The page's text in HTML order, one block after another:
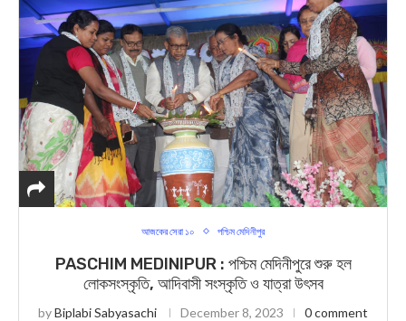
আজকের সেরা ১০ পশ্চিম মেদিনীপুর
PASCHIM MEDINIPUR : পশ্চিম মেদিনীপুরে শুরু হল
লোকসংস্কৃতি, আদিবাসী সংস্কৃতি ও যাত্রা উৎসব
byBiplabi Sabyasachi December 8, 2023 0 comment